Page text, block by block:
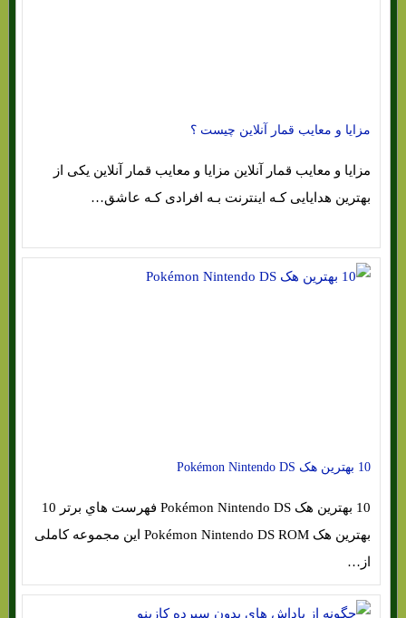
مزایا و معایب قمار آنلاین چیست ؟
مزایا و معایب قمار آنلاین مزایا و معایب قمار آنلاین یکی از
بهترین هدایایی کـه اینترنت بـه افرادی کـه عاشق…
10 بهترین هک Pokémon Nintendo DS
10 بهترین هک Pokémon Nintendo DS فهرست هاي‌ برتر 10
بهترین هک Pokémon Nintendo DS ROM این مجموعه کاملی
از…